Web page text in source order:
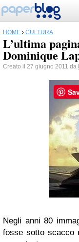
HOME › CULTURA
L’ultima
Dominique
Creato il 27 giugno 2011 da
Negli anni 80
fosse sotto scacco